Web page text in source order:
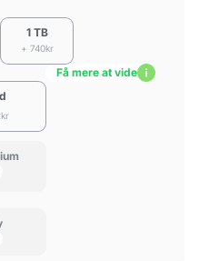
1 TB
+ 740kr
Få mere at vide